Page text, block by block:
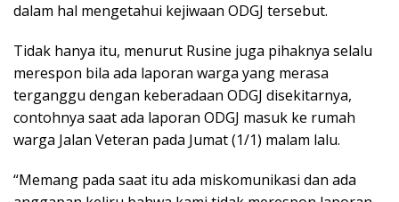
dalam hal mengetahui kejiwaan ODGJ tersebut.
Tidak hanya itu, menurut Rusine juga pihaknya selalu
merespon bila ada laporan warga yang merasa
terganggu dengan keberadaan ODGJ disekitarnya,
contohnya saat ada laporan ODGJ masuk ke rumah
warga Jalan Veteran pada Jumat (1/1) malam lalu.
“Memang pada saat itu ada miskomunikasi dan ada